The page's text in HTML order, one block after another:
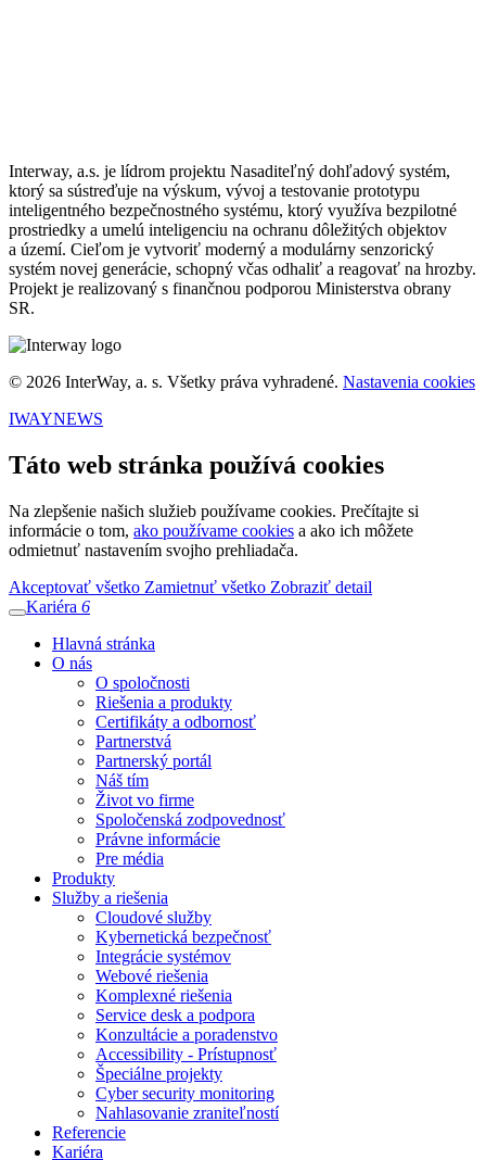
Interway, a.s. je lídrom projektu Nasaditeľný dohľadový systém,
ktorý sa sústreďuje na výskum, vývoj a testovanie prototypu
inteligentného bezpečnostného systému, ktorý využíva bezpilotné
prostriedky a umelú inteligenciu na ochranu dôležitých objektov
a území. Cieľom je vytvoriť moderný a modulárny senzorický
systém novej generácie, schopný včas odhaliť a reagovať na hrozby.
Projekt je realizovaný s finančnou podporou Ministerstva obrany
SR.
© 2026 InterWay, a. s. Všetky práva vyhradené. Nastavenia cookies
IWAYNEWS
Táto web stránka používá cookies
Na zlepšenie našich služieb používame cookies. Prečítajte si
informácie o tom, ako používame cookies a ako ich môžete
odmietnuť nastavením svojho prehliadača.
Akceptovať všetko Zamietnuť všetko Zobraziť detail
Kariéra 6
Hlavná stránka
O nás
O spoločnosti
Riešenia a produkty
Certifikáty a odbornosť
Partnerstvá
Partnerský portál
Náš tím
Život vo firme
Spoločenská zodpovednosť
Právne informácie
Pre média
Produkty
Služby a riešenia
Cloudové služby
Kybernetická bezpečnosť
Integrácie systémov
Webové riešenia
Komplexné riešenia
Service desk a podpora
Konzultácie a poradenstvo
Accessibility - Prístupnosť
Špeciálne projekty
Cyber security monitoring
Nahlasovanie zraniteľností
Referencie
Kariéra